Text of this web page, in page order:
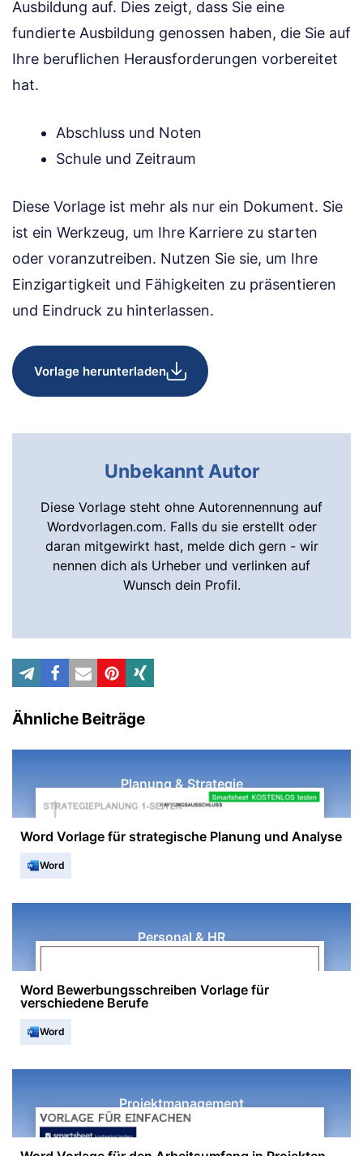
Ausbildung auf. Dies zeigt, dass Sie eine
fundierte Ausbildung genossen haben, die Sie auf
Ihre beruflichen Herausforderungen vorbereitet
hat.
Abschluss und Noten
Schule und Zeitraum
Diese Vorlage ist mehr als nur ein Dokument. Sie
ist ein Werkzeug, um Ihre Karriere zu starten
oder voranzutreiben. Nutzen Sie sie, um Ihre
Einzigartigkeit und Fähigkeiten zu präsentieren
und Eindruck zu hinterlassen.
Vorlage herunterladen
Unbekannt Autor
Diese Vorlage steht ohne Autorennennung auf
Wordvorlagen.com. Falls du sie erstellt oder
daran mitgewirkt hast, melde dich gern - wir
nennen dich als Urheber und verlinken auf
Wunsch dein Profil.
Ähnliche Beiträge
Planung & Strategie
Word Vorlage für strategische Planung und Analyse
Word
Personal & HR
Word Bewerbungsschreiben Vorlage für
verschiedene Berufe
Word
Projektmanagement